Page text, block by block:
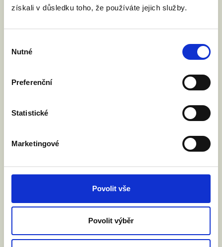
získali v důsledku toho, že používáte jejich služby.
souhlasu
Nutné
Preferenční
Statistické
Marketingové
Povolit vše
Povolit výběr
Informace k debatě průběžně